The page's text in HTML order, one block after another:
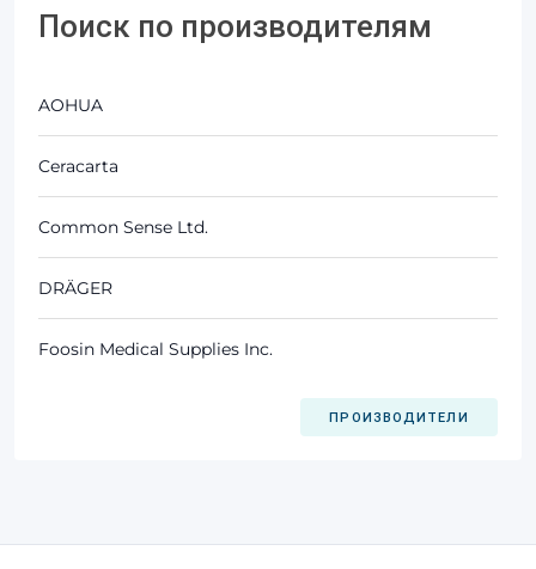
Поиск по производителям
AOHUA
Ceracarta
Common Sense Ltd.
DRÄGER
Foosin Medical Supplies Inc.
ПРОИЗВОДИТЕЛИ